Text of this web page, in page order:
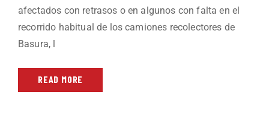
afectados con retrasos o en algunos con falta en el
recorrido habitual de los camiones recolectores de
Basura, l
READ MORE